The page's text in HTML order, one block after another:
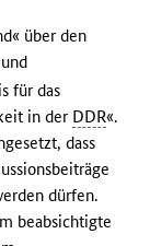
über den
für das
in der DDR«.
dass
dürfen.
beabsichtigte